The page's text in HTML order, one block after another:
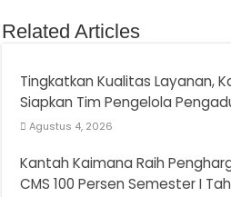
Related Articles
Tingkatkan Kualitas Layanan,
Siapkan Tim Pengelola
Agustus 4, 2026
Kantah Kaimana Raih
CMS 100 Persen Semester I